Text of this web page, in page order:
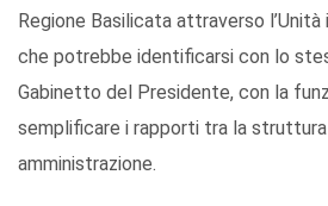
Regione Basilicata attraverso
che potrebbe identificarsi con lo
Gabinetto del Presidente, con la
semplificare i rapporti tra la
amministrazione.